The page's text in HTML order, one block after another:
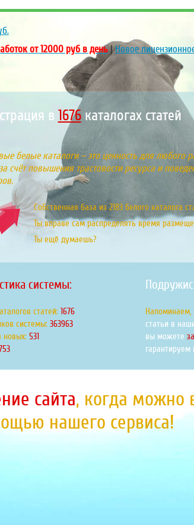
от 12000 руб в день|Новое
в 1968 каталогах статей
белые каталоги – это ценность для любого
счёт повышения трастовости ресурса и
Собственная база из 2183 белого каталога
Ты вправе сам распределять время
Ты ещё думаешь?
системы:
статей: 1968
системы: 427383
новых: 624
Напоминаем,
статьи в
вы можете
гарантируем
сайта, когда можно
нашего сервиса!